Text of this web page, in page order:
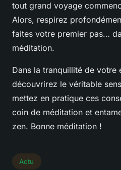
tout grand voyage
Alors, respirez
faites votre premier pas…
méditation.
Dans la tranquillité de votre
découvrirez le véritable
mettez en pratique ces
coin de méditation et
zen. Bonne méditation !
Actu